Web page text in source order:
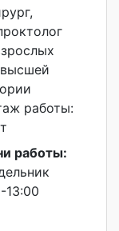
работы:
работы:
13:00